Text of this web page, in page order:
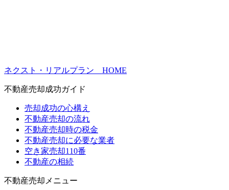
ネクスト・リアルプラン HOME
不動産売却成功ガイド
売却成功の心構え
不動産売却の流れ
不動産売却時の税金
不動産売却に必要な業者
空き家売却110番
不動産の相続
不動産売却メニュー